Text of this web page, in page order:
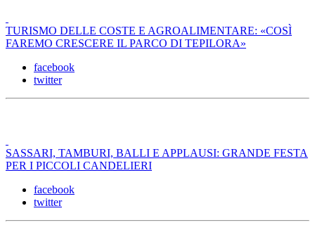
TURISMO DELLE COSTE E AGROALIMENTARE: «COSÌ
FAREMO CRESCERE IL PARCO DI TEPILORA»
facebook
twitter
SASSARI, TAMBURI, BALLI E APPLAUSI: GRANDE FESTA
PER I PICCOLI CANDELIERI
facebook
twitter